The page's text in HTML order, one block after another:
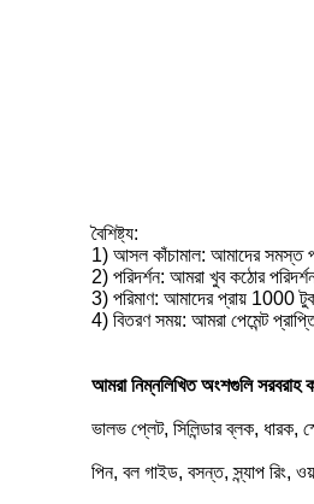
বৈশিষ্ট্য:
1) আসল কাঁচামাল: আমাদের সমস্ত
2) পরিদর্শন: আমরা খুব কঠোর
3) পরিমাণ: আমাদের প্রায় 1000
4) বিতরণ সময়: আমরা পেমেন্ট
আমরা নিম্নলিখিত অংশগুলি সরবরাহ
ভালভ প্লেট, সিলিন্ডার ব্লক, ধারক,
পিন, বল গাইড, বসন্ত, স্ন্যাপ রিং,